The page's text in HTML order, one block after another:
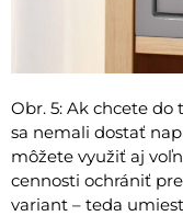
Obr. 5: Ak chcete
sa nemali dostať
môžete využiť aj
cennosti ochrániť
variant – teda